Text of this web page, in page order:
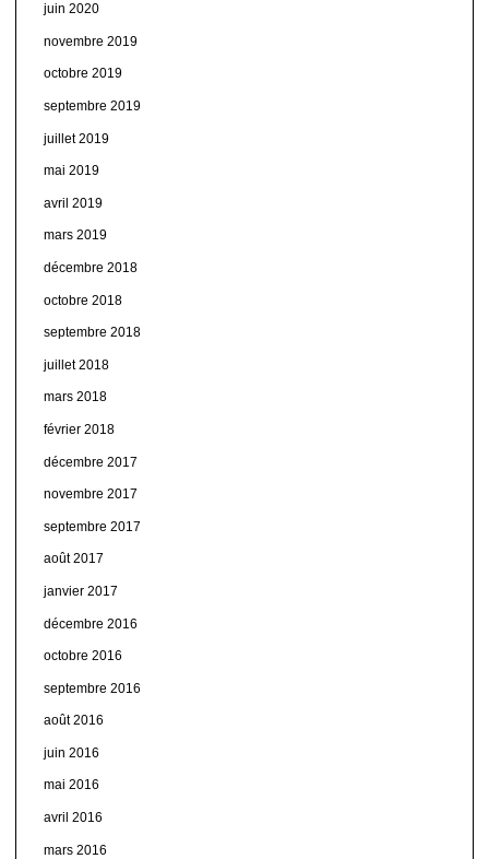
juin 2020
novembre 2019
octobre 2019
septembre 2019
juillet 2019
mai 2019
avril 2019
mars 2019
décembre 2018
octobre 2018
septembre 2018
juillet 2018
mars 2018
février 2018
décembre 2017
novembre 2017
septembre 2017
août 2017
janvier 2017
décembre 2016
octobre 2016
septembre 2016
août 2016
juin 2016
mai 2016
avril 2016
mars 2016